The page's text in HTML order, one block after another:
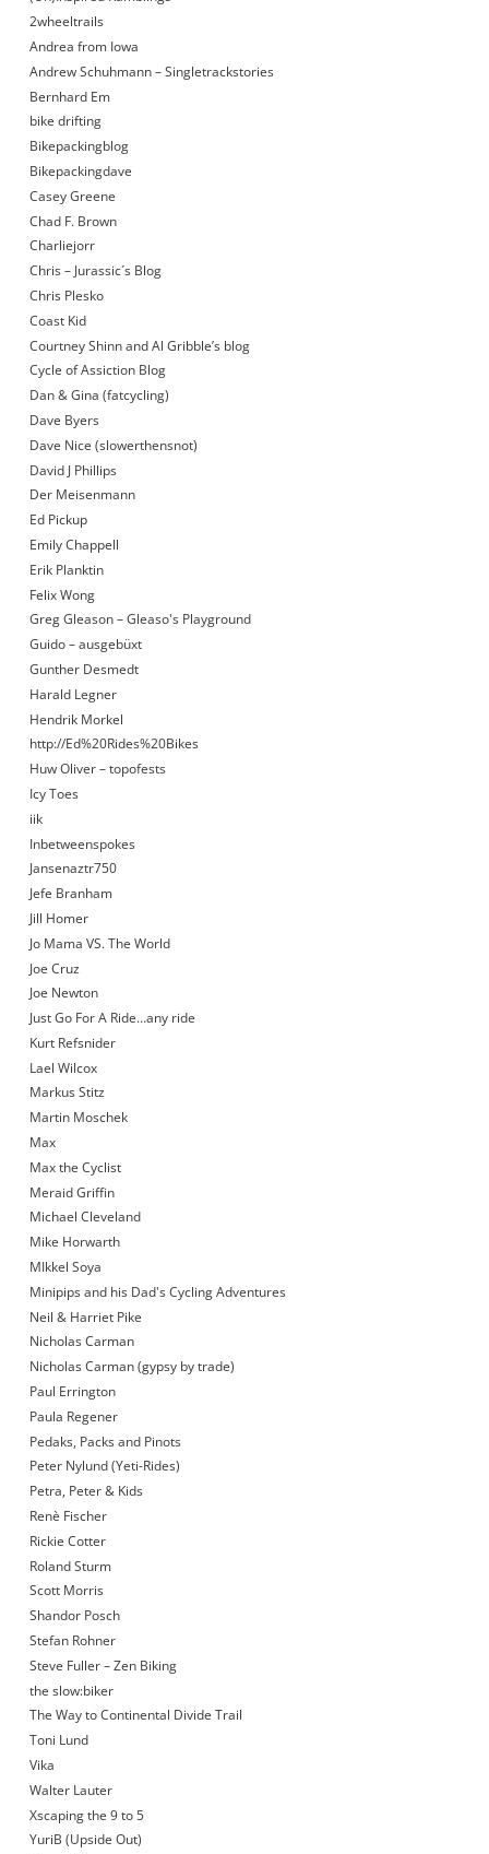
2wheeltrails
Andrea from Iowa
Andrew Schuhmann – Singletrackstories
Bernhard Em
bike drifting
Bikepackingblog
Bikepackingdave
Casey Greene
Chad F. Brown
Charliejorr
Chris – Jurassic´s Blog
Chris Plesko
Coast Kid
Courtney Shinn and Al Gribble’s blog
Cycle of Assiction Blog
Dan & Gina (fatcycling)
Dave Byers
Dave Nice (slowerthensnot)
David J Phillips
Der Meisenmann
Ed Pickup
Emily Chappell
Erik Planktin
Felix Wong
Greg Gleason – Gleaso's Playground
Guido – ausgebüxt
Gunther Desmedt
Harald Legner
Hendrik Morkel
http://Ed%20Rides%20Bikes
Huw Oliver – topofests
Icy Toes
iik
Inbetweenspokes
Jansenaztr750
Jefe Branham
Jill Homer
Jo Mama VS. The World
Joe Cruz
Joe Newton
Just Go For A Ride…any ride
Kurt Refsnider
Lael Wilcox
Markus Stitz
Martin Moschek
Max
Max the Cyclist
Meraid Griffin
Michael Cleveland
Mike Horwarth
MIkkel Soya
Minipips and his Dad's Cycling Adventures
Neil & Harriet Pike
Nicholas Carman
Nicholas Carman (gypsy by trade)
Paul Errington
Paula Regener
Pedaks, Packs and Pinots
Peter Nylund (Yeti-Rides)
Petra, Peter & Kids
Renè Fischer
Rickie Cotter
Roland Sturm
Scott Morris
Shandor Posch
Stefan Rohner
Steve Fuller – Zen Biking
the slow:biker
The Way to Continental Divide Trail
Toni Lund
Vika
Walter Lauter
Xscaping the 9 to 5
YuriB (Upside Out)